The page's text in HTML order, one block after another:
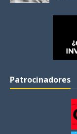
Patrocinadores